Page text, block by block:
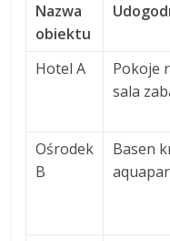
Nazwa
obiektu
Hotel A
Pokoje
sala
Ośrodek
B
Basen